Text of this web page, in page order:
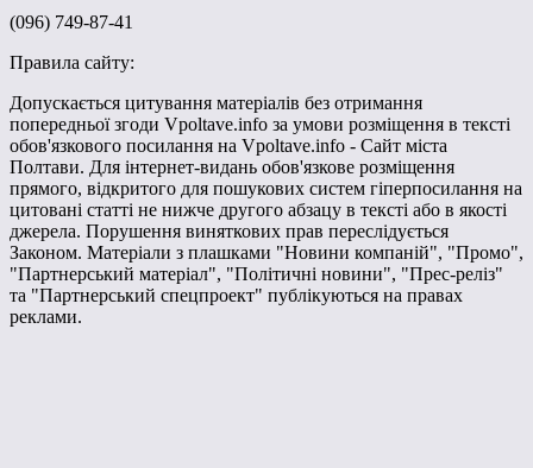
(096) 749-87-41
Правила сайту:
Допускається цитування матеріалів без отримання
попередньої згоди Vpoltave.info за умови розміщення в тексті
обов'язкового посилання на Vpoltave.info - Сайт міста
Полтави. Для інтернет-видань обов'язкове розміщення
прямого, відкритого для пошукових систем гіперпосилання на
цитовані статті не нижче другого абзацу в тексті або в якості
джерела. Порушення виняткових прав переслідується
Законом. Матеріали з плашками "Новини компаній", "Промо",
"Партнерський матеріал", "Політичні новини", "Прес-реліз"
та "Партнерський спецпроект" публікуються на правах
реклами.